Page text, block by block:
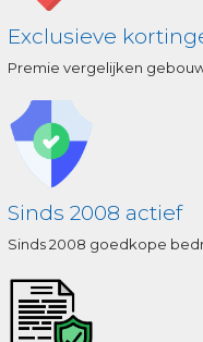
Exclusieve
Premie vergelijken
Sinds 2008 actief
Sinds 2008 goedkope